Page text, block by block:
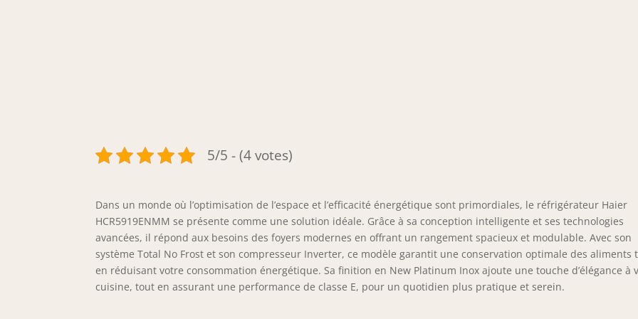
5/5 - (4 votes)
Dans un monde où l’optimisation de l’espace et l’efficacité énergétique sont primordiales, le réfrigérateur Haier
HCR5919ENMM se présente comme une solution idéale. Grâce à sa conception intelligente et ses technologies
avancées, il répond aux besoins des foyers modernes en offrant un rangement spacieux et modulable. Avec son
système Total No Frost et son compresseur Inverter, ce modèle garantit une conservation optimale des aliments
en réduisant votre consommation énergétique. Sa finition en New Platinum Inox ajoute une touche d’élégance à
cuisine, tout en assurant une performance de classe E, pour un quotidien plus pratique et serein.